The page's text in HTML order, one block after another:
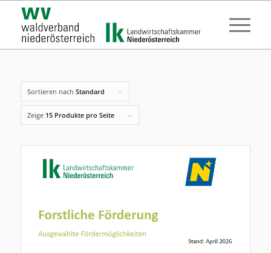
Sortieren nach Standard
Zeige 15 Produkte pro Seite